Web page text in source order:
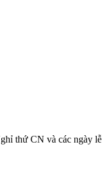
thứ CN và các ngày lễ